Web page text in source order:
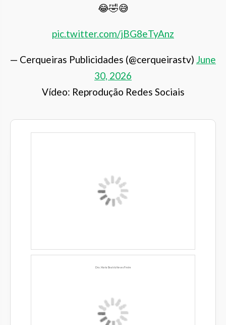
😂🤣😅
pic.twitter.com/jBG8eTyAnz
— Cerqueiras Publicidades (@cerqueirastv) June
30, 2026
Vídeo: Reprodução Redes Sociais
Dra. Maria Beatriz Neves Freire